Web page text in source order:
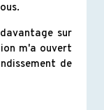
sur
m'a ouvert
de